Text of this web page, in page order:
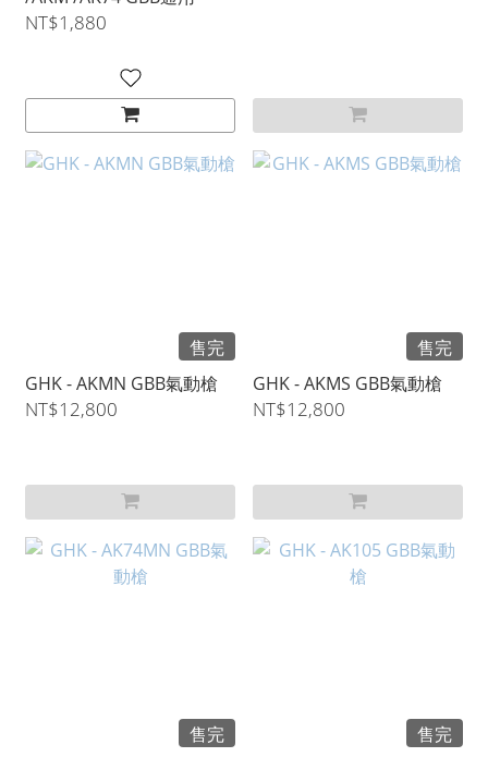
NT$1,880
售完
GHK - AKMN GBB氣動槍
NT$12,800
售完
GHK - AKMS GBB氣動槍
NT$12,800
售完
售完